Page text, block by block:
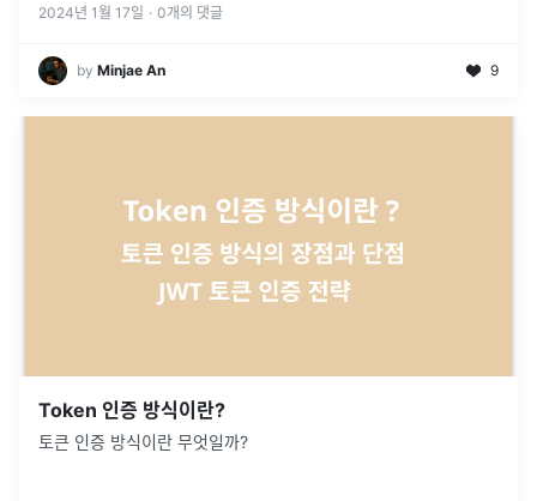
용...
2024년 1월 17일 · 0개의 댓글
by Minjae An 9
Token 인증 방식이란?
토큰 인증 방식이란 무엇일까?